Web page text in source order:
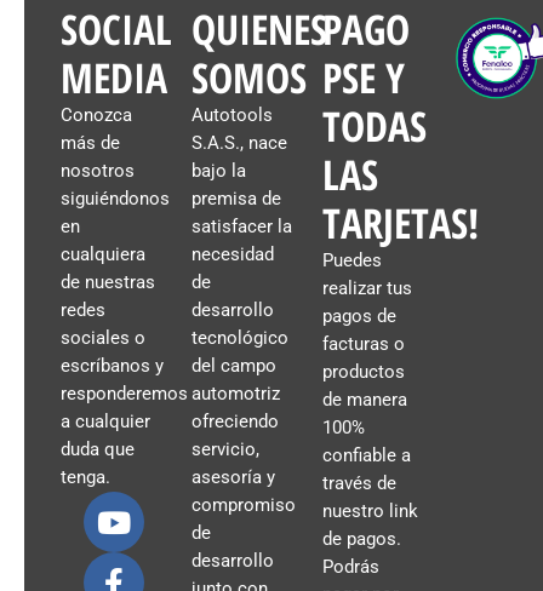
SOCIAL
MEDIA
Conozca
más de
nosotros
siguiéndonos
en
cualquiera
de nuestras
redes
sociales o
escríbanos y
responderemos
a cualquier
duda que
tenga.
QUIENES
SOMOS
Autotools
S.A.S., nace
bajo la
premisa de
satisfacer la
necesidad
de
desarrollo
tecnológico
del campo
automotriz
ofreciendo
servicio,
asesoría y
compromiso
de
desarrollo
PAGO
PSE Y
TODAS
LAS
TARJETAS!
Puedes
realizar tus
pagos de
facturas o
productos
de manera
100%
confiable a
través de
nuestro link
de pagos.
Podrás